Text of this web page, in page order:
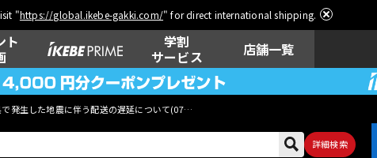
"https://global.ikebe-gakki.com/" for direct international shipping.
ト
学割
サービス
店舗一覧
で発生した地震に伴う配送の遅延について(07月29日
詳細検索